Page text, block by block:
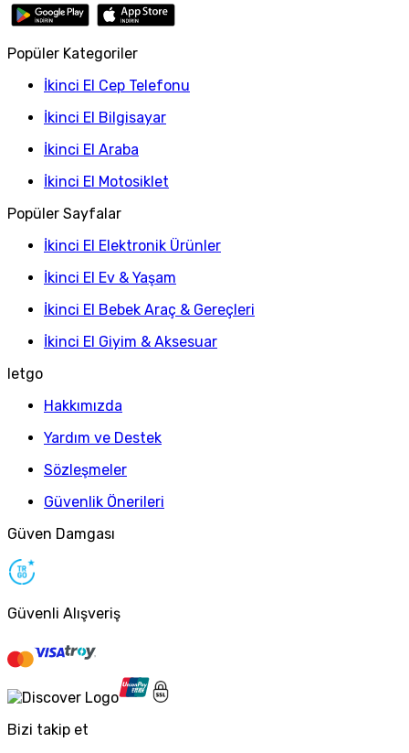
Popüler Kategoriler
İkinci El Cep Telefonu
İkinci El Bilgisayar
İkinci El Araba
İkinci El Motosiklet
Popüler Sayfalar
İkinci El Elektronik Ürünler
İkinci El Ev & Yaşam
İkinci El Bebek Araç & Gereçleri
İkinci El Giyim & Aksesuar
letgo
Hakkımızda
Yardım ve Destek
Sözleşmeler
Güvenlik Önerileri
Güven Damgası
Güvenli Alışveriş
Bizi takip et